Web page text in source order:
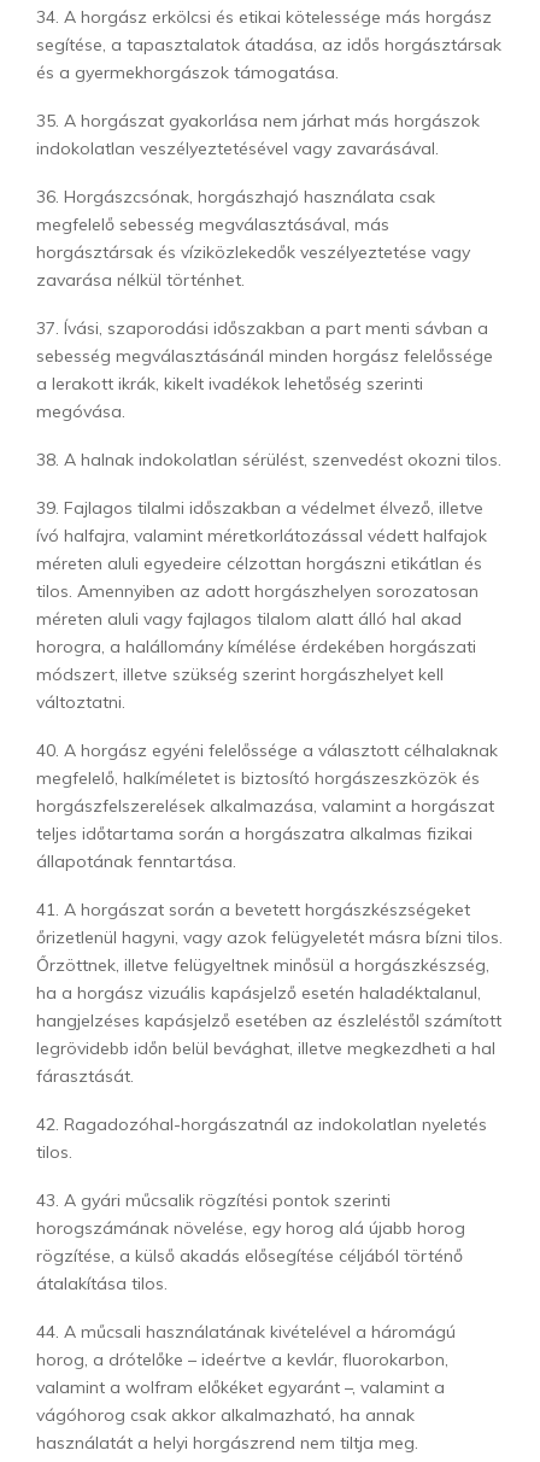
34. A horgász erkölcsi és etikai kötelessége más horgász
segítése, a tapasztalatok átadása, az idős horgásztársak
és a gyermekhorgászok támogatása.
35. A horgászat gyakorlása nem járhat más horgászok
indokolatlan veszélyeztetésével vagy zavarásával.
36. Horgászcsónak, horgászhajó használata csak
megfelelő sebesség megválasztásával, más
horgásztársak és víziközlekedők veszélyeztetése vagy
zavarása nélkül történhet.
37. Ívási, szaporodási időszakban a part menti sávban a
sebesség megválasztásánál minden horgász felelőssége
a lerakott ikrák, kikelt ivadékok lehetőség szerinti
megóvása.
38. A halnak indokolatlan sérülést, szenvedést okozni tilos.
39. Fajlagos tilalmi időszakban a védelmet élvező, illetve
ívó halfajra, valamint méretkorlátozással védett halfajok
méreten aluli egyedeire célzottan horgászni etikátlan és
tilos. Amennyiben az adott horgászhelyen sorozatosan
méreten aluli vagy fajlagos tilalom alatt álló hal akad
horogra, a halállomány kímélése érdekében horgászati
módszert, illetve szükség szerint horgászhelyet kell
változtatni.
40. A horgász egyéni felelőssége a választott célhalaknak
megfelelő, halkíméletet is biztosító horgászeszközök és
horgászfelszerelések alkalmazása, valamint a horgászat
teljes időtartama során a horgászatra alkalmas fizikai
állapotának fenntartása.
41. A horgászat során a bevetett horgászkészségeket
őrizetlenül hagyni, vagy azok felügyeletét másra bízni tilos.
Őrzöttnek, illetve felügyeltnek minősül a horgászkészség,
ha a horgász vizuális kapásjelző esetén haladéktalanul,
hangjelzéses kapásjelző esetében az észleléstől számított
legrövidebb időn belül bevághat, illetve megkezdheti a hal
fárasztását.
42. Ragadozóhal-horgászatnál az indokolatlan nyeletés
tilos.
43. A gyári műcsalik rögzítési pontok szerinti
horogszámának növelése, egy horog alá újabb horog
rögzítése, a külső akadás elősegítése céljából történő
átalakítása tilos.
44. A műcsali használatának kivételével a háromágú
horog, a drótelőke – ideértve a kevlár, fluorokarbon,
valamint a wolfram előkéket egyaránt –, valamint a
vágóhorog csak akkor alkalmazható, ha annak
használatát a helyi horgászrend nem tiltja meg.